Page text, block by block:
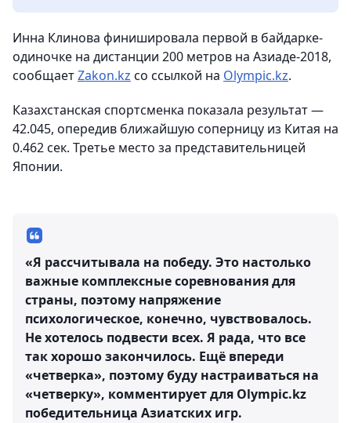
Инна Клинова финишировала первой в байдарке-
одиночке на дистанции 200 метров на Азиаде-2018,
сообщаетZakon.kz со ссылкой на Olympic.kz.
Казахстанская спортсменка показала результат —
42.045, опередив ближайшую соперницу из Китая на
0.462 сек. Третье место за представительницей
Японии.
«Я рассчитывала на победу. Это настолько
важные комплексные соревнования для
страны, поэтому напряжение
психологическое, конечно, чувствовалось.
Не хотелось подвести всех. Я рада, что все
так хорошо закончилось. Ещё впереди
«четверка», поэтому буду настраиваться на
«четверку», комментирует для Olympic.kz
победительница Азиатских игр.